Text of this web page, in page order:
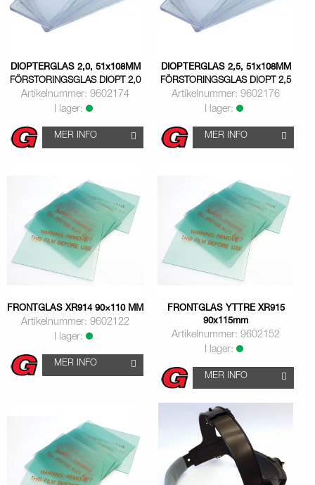
DIOPTERGLAS 2,0, 51x108MM
FÖRSTORINGSGLAS DIOPT 2,0
Artikelnummer: 9602174
I lager:
MER INFO
DIOPTERGLAS 2,5, 51x108MM
FÖRSTORINGSGLAS DIOPT 2,5
Artikelnummer: 9602176
I lager:
MER INFO
FRONTGLAS XR914 90×110 MM
Artikelnummer: 9602122
I lager:
MER INFO
FRONTGLAS YTTRE XR915
90x115mm
Artikelnummer: 9602152
I lager:
MER INFO